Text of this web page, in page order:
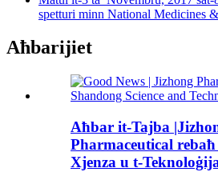
spetturi minn National Medicines
Aħbarijiet
Aħbar it-Tajba
Pharmaceutical
Xjenza u t-